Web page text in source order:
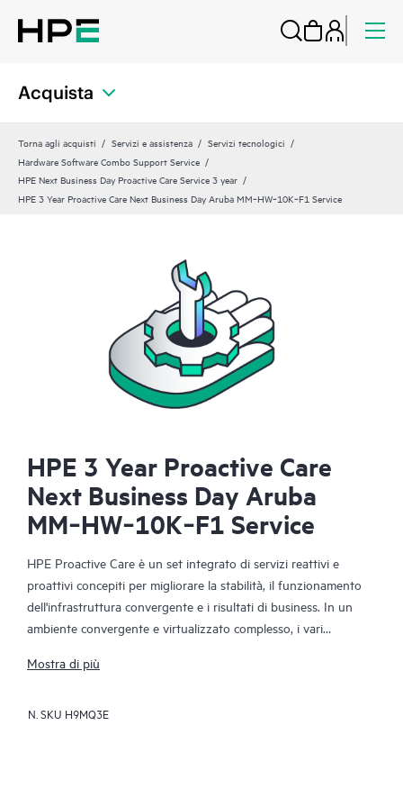
Acquista
Torna agli acquisti Servizi e assistenza
Servizi tecnologici
Hardware Software Combo Support Service
HPE Next Business Day Proactive Care Service 3 year
HPE 3 Year Proactive Care Next Business Day Aruba MM‑HW‑10K‑F1 Service
HPE 3 Year Proactive Care
Next Business Day Aruba
MM‑HW‑10K‑F1 Service
HPE Proactive Care è un set integrato di servizi reattivi e
proattivi concepiti per migliorare la stabilità, il funzionamento
dell'infrastruttura convergente e i risultati di business. In un
ambiente convergente e virtualizzato complesso, i vari
Proactive Care è stato appositamente studiato per supportare i
di supporto che include server, sistemi operativi, hypervisor,
Mostra di più
N. SKU H9MQ3E